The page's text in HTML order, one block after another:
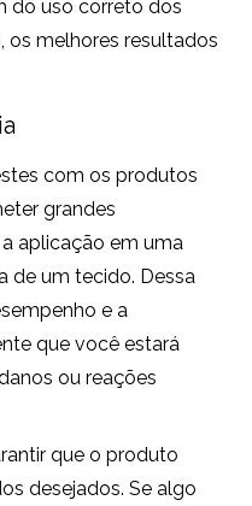
do uso correto dos
os melhores resultados
com os produtos
grandes
aplicação em uma
de um tecido. Dessa
e a
que você estará
ou reações
que o produto
desejados. Se algo